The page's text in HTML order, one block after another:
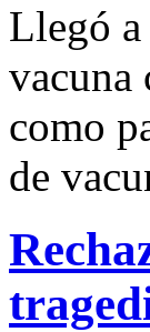
Llegó
vacuna
como
de